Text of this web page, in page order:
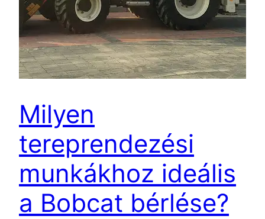
Milyen
tereprendezési
munkákhoz ideális
a Bobcat bérlése?